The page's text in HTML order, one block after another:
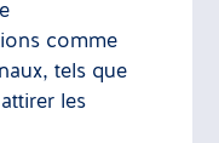
comme
tels que
les